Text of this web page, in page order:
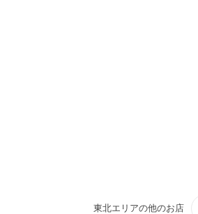
東北エリアの他のお店